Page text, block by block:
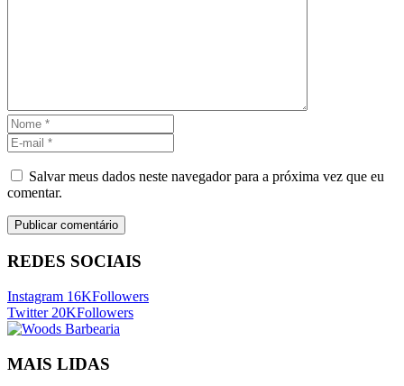
Salvar meus dados neste navegador para a próxima vez que eu
comentar.
REDES SOCIAIS
Instagram 16KFollowers
Twitter 20KFollowers
MAIS LIDAS